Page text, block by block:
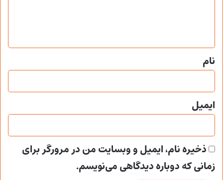
*
نام
ایمیل
ذخیره نام، ایمیل و وبسایت من در مرورگر برای
زمانی که دوباره دیدگاهی می‌نویسم.